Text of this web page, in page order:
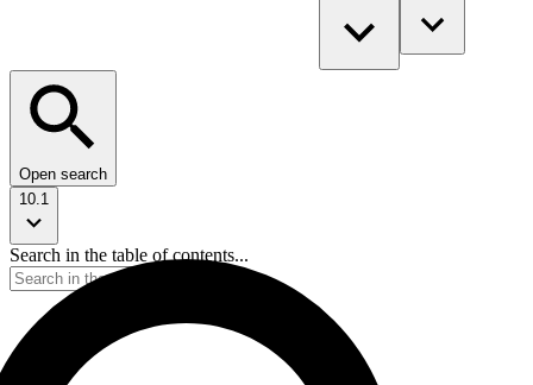
Open search
10.1
Search in the table of contents...